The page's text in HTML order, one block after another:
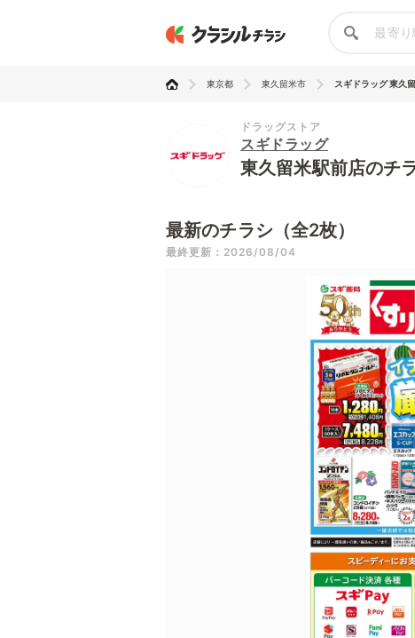
東京都 東久留米市 スギドラッグ 東久
ドラッグストア
スギドラッグ
東久留米駅前店のチ
最新のチラシ（全2枚）
最終更新：2026/08/04